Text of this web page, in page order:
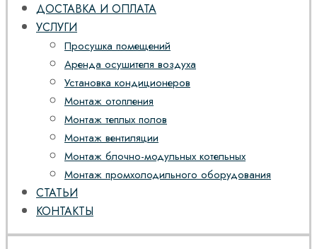
ДОСТАВКА И ОПЛАТА
УСЛУГИ
Просушка помещений
Аренда осушителя воздуха
Установка кондиционеров
Монтаж отопления
Монтаж теплых полов
Монтаж вентиляции
Монтаж блочно-модульных котельных
Монтаж промхолодильного оборудования
СТАТЬИ
КОНТАКТЫ